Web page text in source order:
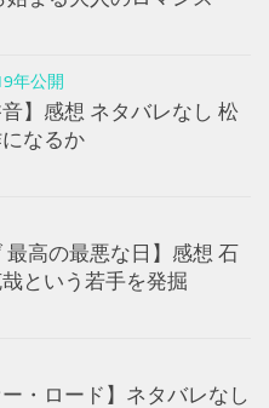
年公開
】感想 ネタバレなし 松
なるか
最高の最悪な日】感想 石
という若手を発掘
・ロード】ネタバレなし